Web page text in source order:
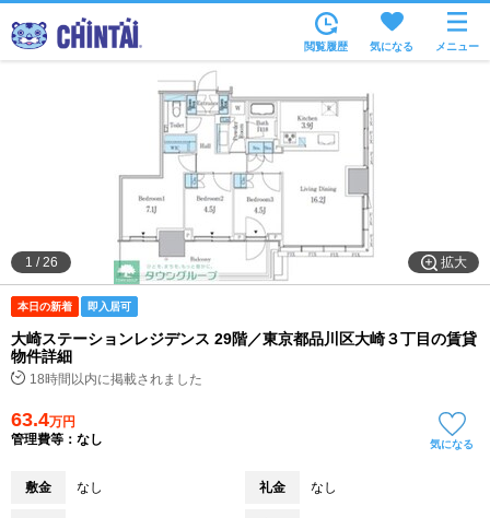
住所から
家賃相場から
通勤通学時間から
物件特集から
不動産会社から
閲覧履歴 気になる メニュー
拡大
1 /26
本日の新着 即入居可
大崎ステーションレジデンス 29階／東京都品川区大崎３丁目の賃貸
物件詳細
18時間以内に掲載されました
63.4万円
管理費等：なし
気になる
敷金 なし 礼金 なし